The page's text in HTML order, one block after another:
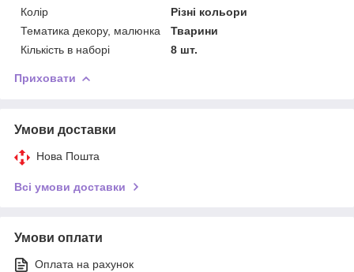
Колір
Різні кольори
Тематика декору, малюнка
Тварини
Кількість в наборі
8 шт.
Приховати
Умови доставки
Нова Пошта
Всі умови доставки
Умови оплати
Оплата на рахунок